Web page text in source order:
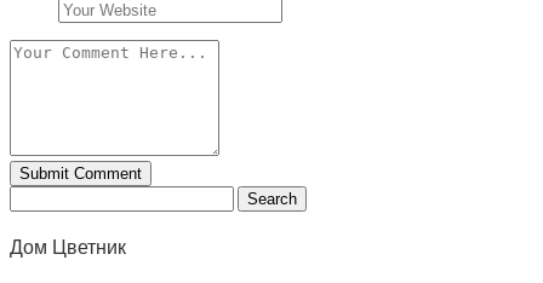
Дом Цветник